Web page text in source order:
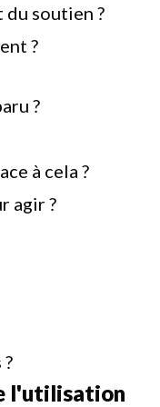
du soutien ?
?
?
à cela ?
agir ?
l'utilisation